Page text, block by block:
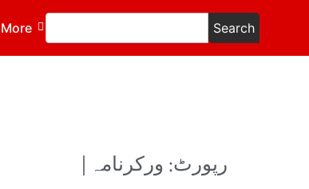
More Search
رپورٹ: ورکرنامہ|